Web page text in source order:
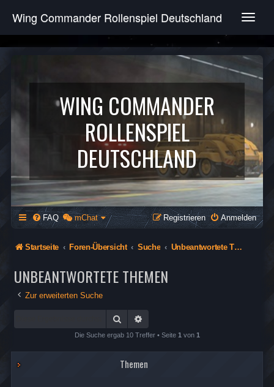
T
g
e
v
g
a
t
i
o
n
Wing Commander Rollenspiel Deutschland
WING COMMANDER
ROLLENSPIEL
DEUTSCHLAND
FAQ mChat Anmelden
Registrieren
Startseite Foren-Übersicht Suche Unbeantwortete Themen
UNBEANTWORTETE THEMEN
Zur erweiterten Suche
Suche
Die Suche ergab 10 Treffer • Seite 1 von 1
Themen